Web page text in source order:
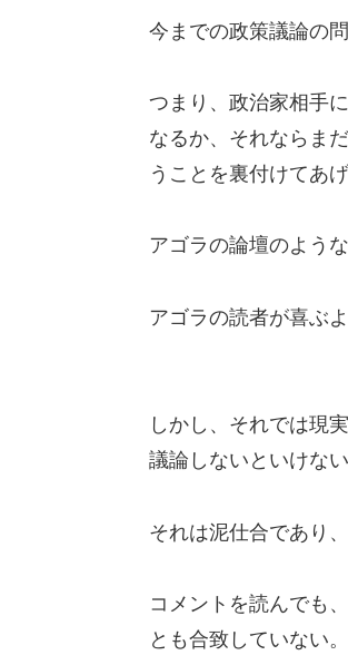
今までの政策議論の
つまり、政治家相手
なるか、それならま
うことを裏付けてあ
アゴラの論壇のよう
アゴラの読者が喜ぶ
しかし、それでは現
議論しないといけない
それは泥仕合であり
コメントを読んでも
とも合致していない。